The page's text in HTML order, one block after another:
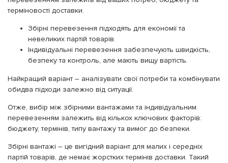
терміновості доставки.
Збірні перевезення підходять для економії та
невеликих партій товарів.
Індивідуальні перевезення забезпечують швидкість,
безпеку та контроль, але мають вищу вартість.
Найкращий варіант – аналізувати свої потреби та комбінувати
обидва підходи залежно від ситуації.
Отже, вибір між збірними вантажами та індивідуальним
перевезенням залежить від кількох ключових факторів:
бюджету, термінів, типу вантажу та вимог до безпеки.
Збірні вантажі – це вигідний варіант для малих і середніх
партій товарів, де немає жорстких термінів доставки. Такий